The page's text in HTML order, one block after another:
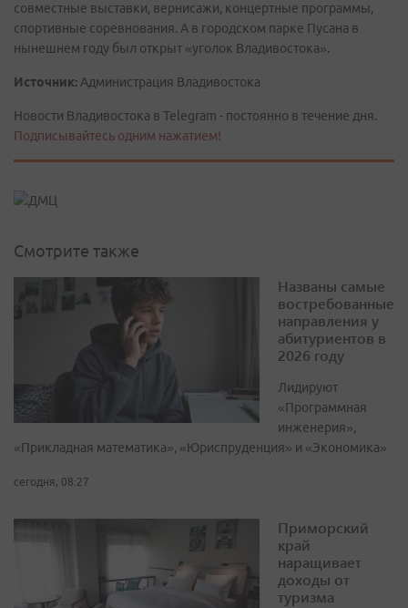
совместные выставки, вернисажи, концертные программы,
спортивные соревнования. А в городском парке Пусана в
нынешнем году был открыт «уголок Владивостока».
Источник: Администрация Владивостока
Новости Владивостока в Telegram - постоянно в течение дня.
Подписывайтесь одним нажатием!
Смотрите также
Названы самые
востребованные
направления у
абитуриентов в
2026 году
Лидируют
«Программная
инженерия»,
«Прикладная математика», «Юриспруденция» и «Экономика»
сегодня, 08:27
Приморский
край
наращивает
доходы от
туризма